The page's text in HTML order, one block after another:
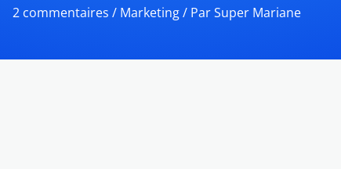
2 commentaires / Marketing/ ParSuper Mariane